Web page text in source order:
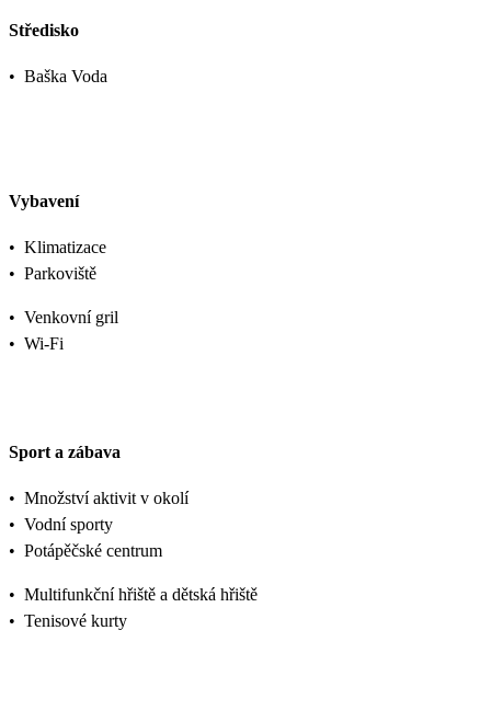
Středisko
• Baška Voda
Vybavení
• Klimatizace
• Parkoviště
• Venkovní gril
• Wi-Fi
Sport a zábava
• Množství aktivit v okolí
• Vodní sporty
• Potápěčské centrum
• Multifunkční hřiště a dětská hřiště
• Tenisové kurty